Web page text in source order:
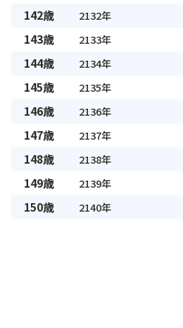
142歳 2132年
143歳 2133年
144歳 2134年
145歳 2135年
146歳 2136年
147歳 2137年
148歳 2138年
149歳 2139年
150歳 2140年